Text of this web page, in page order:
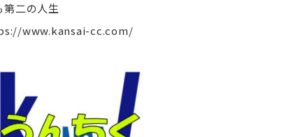
第二の人生
www.kansai-cc.com/